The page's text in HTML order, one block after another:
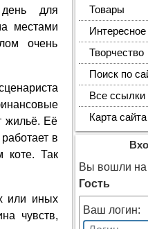
для
местами
очень
жильё. Её
в
коте. Так
или иных
чувств,
Товары
Интересное
Творчество
Поиск по
Все ссылки
Карта сайта
Вы вошли на
Гость
Ваш логин: